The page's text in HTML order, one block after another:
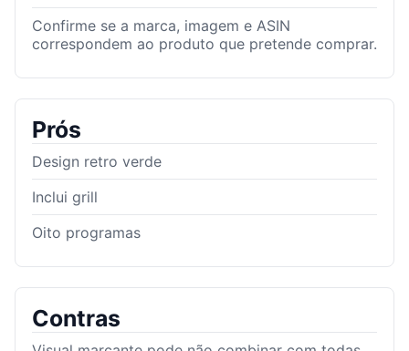
Confirme se a marca, imagem e ASIN
correspondem ao produto que pretende comprar.
Prós
Design retro verde
Inclui grill
Oito programas
Contras